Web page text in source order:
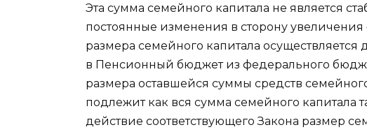
Эта сумма семейного капитала не является
постоянные изменения в сторону
размера семейного капитала
в Пенсионный бюджет из федерального
размера оставшейся суммы средств
подлежит как вся сумма семейного капитала
действие соответствующего Закона размер